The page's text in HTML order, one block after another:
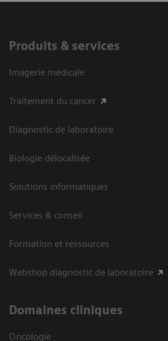
Produits & services
Imagerie médicale
Traitement du cancer
Diagnostic de laboratoire
Biologie délocalisée
Solutions informatiques
Services & conseil
Formation et ressources
Webshop diagnostic de laboratoire
Domaines cliniques
Oncologie